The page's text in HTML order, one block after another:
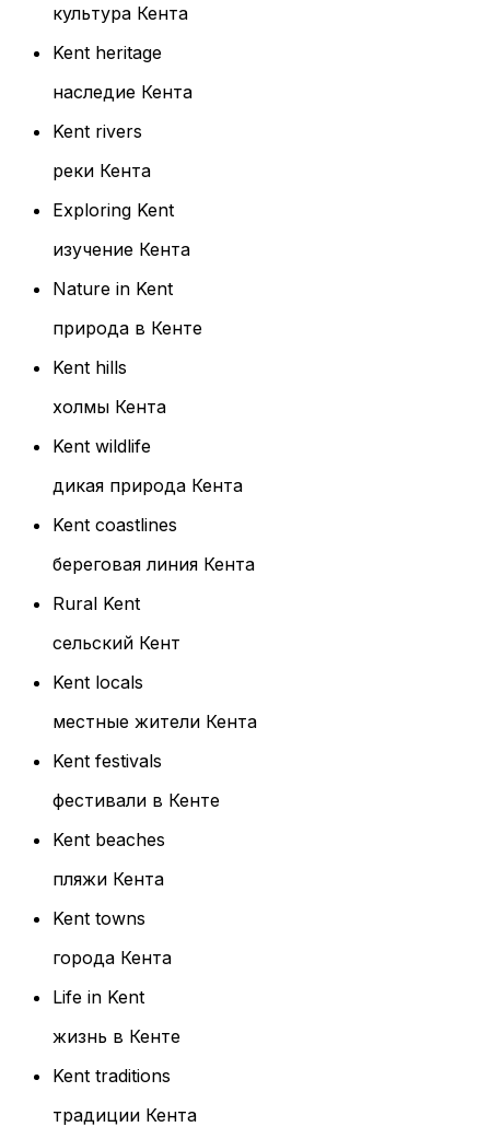
культура Кента
Kent heritage
наследие Кента
Kent rivers
реки Кента
Exploring Kent
изучение Кента
Nature in Kent
природа в Кенте
Kent hills
холмы Кента
Kent wildlife
дикая природа Кента
Kent coastlines
береговая линия Кента
Rural Kent
сельский Кент
Kent locals
местные жители Кента
Kent festivals
фестивали в Кенте
Kent beaches
пляжи Кента
Kent towns
города Кента
Life in Kent
жизнь в Кенте
Kent traditions
традиции Кента